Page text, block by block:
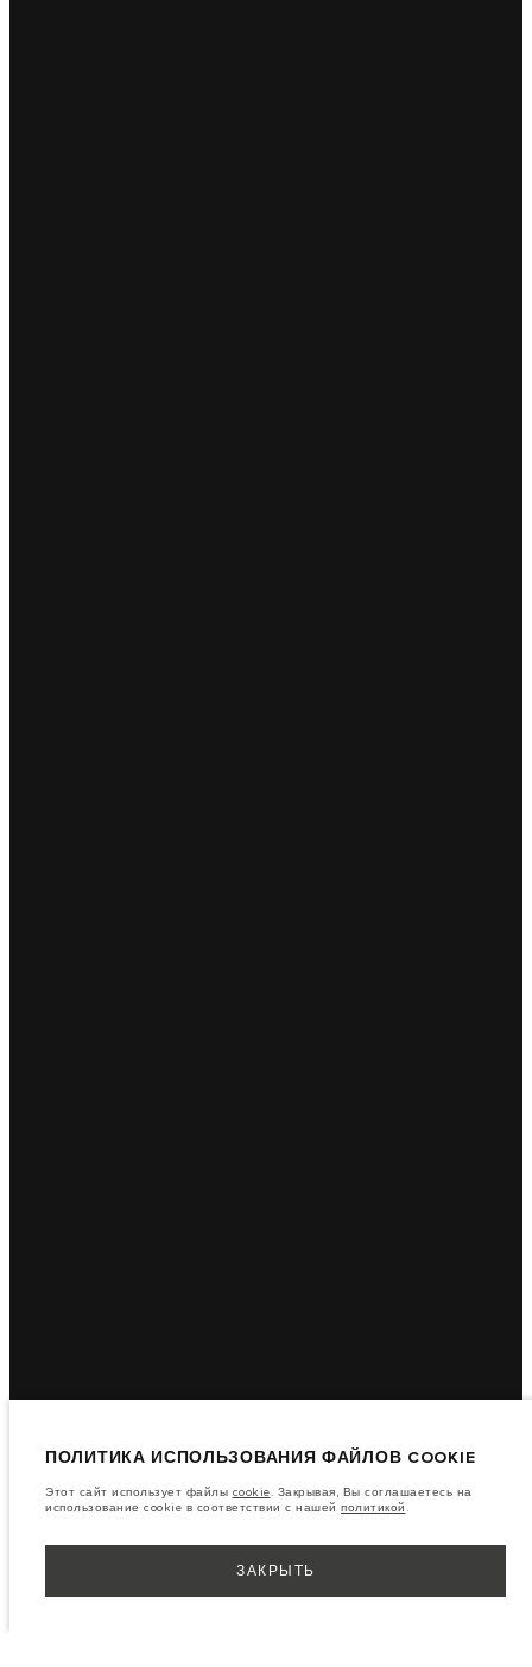
ПОЛИТИКА ИСПОЛЬЗОВАНИЯ ФАЙЛОВ COOKIE
Этот сайт использует файлы cookie. Закрывая, Вы соглашаетесь на
использование cookie в соответствии с нашей политикой.
ЗАКРЫТЬ